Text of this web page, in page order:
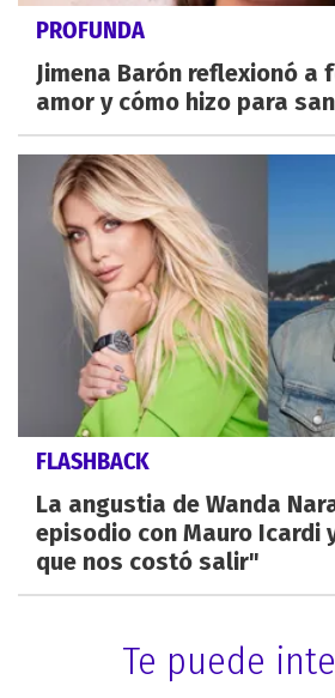
PROFUNDA
Jimena Barón reflexionó a
amor y cómo hizo para
FLASHBACK
La angustia de Wanda
episodio con Mauro Icardi
que nos costó salir"
Te puede